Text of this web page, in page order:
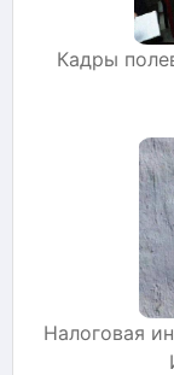
Кадры
Налоговая